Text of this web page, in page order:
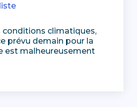
conditions climatiques,
prévu demain pour la
est malheureusement